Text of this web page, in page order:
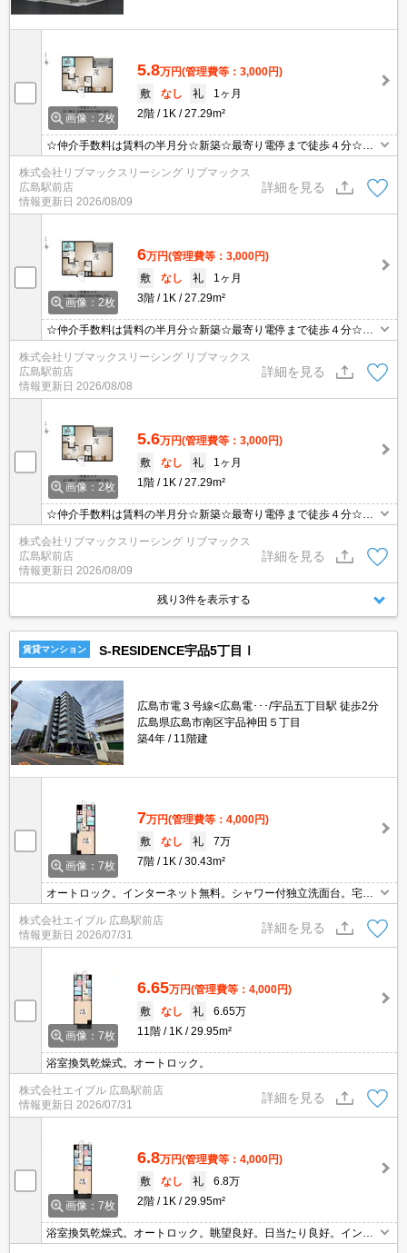
画像：2枚
5.8万円(管理費等：3,000円)
敷
なし 礼
1ヶ月
2階
1K 27.29m²
☆仲介手数料は賃料の半月分☆新築☆最寄り電停まで徒歩４分☆ネ
キッチン☆追い焚き機能・浴室乾燥機など水回り設備充実♪モニタ付
オートロックや防犯カメラありセキュリティーは安心☆彡
株式会社リブマックスリーシング リブマックス
広島駅前店
情報更新日 2026/08/09
詳細を見る
画像：2枚
6万円(管理費等：3,000円)
敷
なし 礼
1ヶ月
3階
1K 27.29m²
☆仲介手数料は賃料の半月分☆新築☆最寄り電停まで徒歩４分☆ネ
キッチン☆追い焚き機能・浴室乾燥機など水回り設備充実♪モニタ付
オートロックや防犯カメラありセキュリティーは安心☆彡
株式会社リブマックスリーシング リブマックス
広島駅前店
情報更新日 2026/08/08
詳細を見る
画像：2枚
5.6万円(管理費等：3,000円)
敷
なし 礼
1ヶ月
1階
1K 27.29m²
☆仲介手数料は賃料の半月分☆新築☆最寄り電停まで徒歩４分☆ネ
キッチン☆追い焚き機能・浴室乾燥機など水回り設備充実♪モニタ付
オートロックや防犯カメラありセキュリティーは安心☆彡
株式会社リブマックスリーシング リブマックス
広島駅前店
情報更新日 2026/08/09
詳細を見る
残り3件を表示する
賃貸マンション S-RESIDENCE宇品5丁目Ⅰ
広島市電３号線<広島電･･･/宇品五丁目駅 徒歩2分
広島県広島市南区宇品神田５丁目
築4年
11階建
画像：7枚
7万円(管理費等：4,000円)
敷
なし 礼
7万
7階
1K 30.43m²
オートロック。インターネット無料。シャワー付独立洗面台。宅配
(初回、賃料の50%、更新保証料12,000円)。
株式会社エイブル 広島駅前店
情報更新日 2026/07/31
詳細を見る
画像：7枚
6.65万円(管理費等：4,000円)
敷
なし 礼
6.65万
11階
1K 29.95m²
浴室換気乾燥式。オートロック。
株式会社エイブル 広島駅前店
情報更新日 2026/07/31
詳細を見る
画像：7枚
6.8万円(管理費等：4,000円)
敷
なし 礼
6.8万
2階
1K 29.95m²
浴室換気乾燥式。オートロック。眺望良好。日当たり良好。インタ